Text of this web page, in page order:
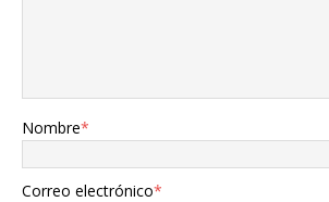
Nombre*
Correo electrónico*